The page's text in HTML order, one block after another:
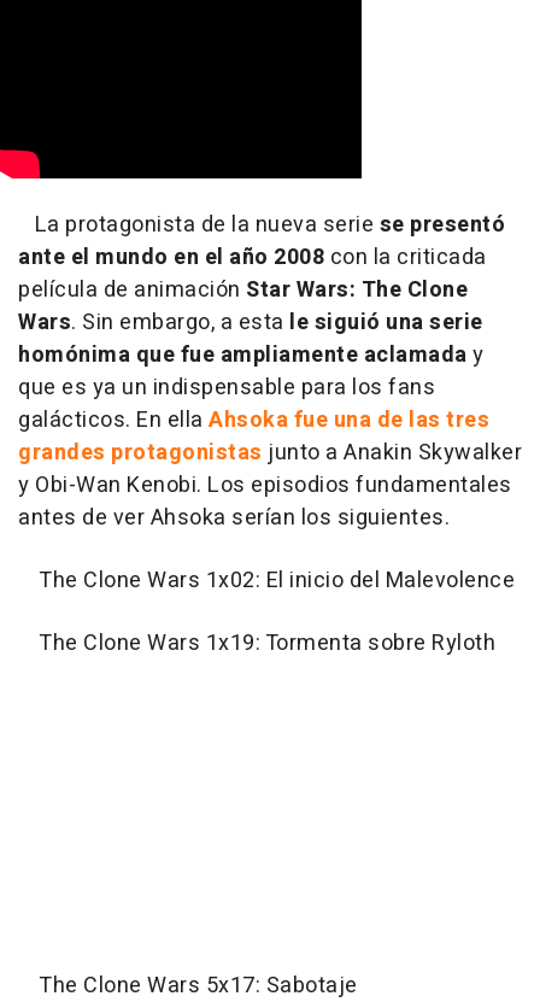
La protagonista de la nueva serie se presentó
ante el mundo en el año 2008 con la criticada
película de animación Star Wars: The Clone
Wars. Sin embargo, a esta le siguió una serie
homónima que fue ampliamente aclamaday
que es ya un indispensable para los fans
galácticos. En ella Ahsoka fue una de las tres
grandes protagonistas junto a Anakin Skywalker
y Obi-Wan Kenobi. Los episodios fundamentales
antes de ver Ahsoka serían los siguientes.
The Clone Wars 1x02: El inicio del Malevolence
The Clone Wars 1x19: Tormenta sobre Ryloth
The Clone Wars 5x17: Sabotaje